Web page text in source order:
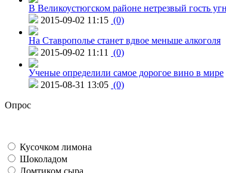
В Великоустюгском районе нетрезвый гость
2015-09-02 11:15 (0)
На Ставрополье станет вдвое меньше алкоголя
2015-09-02 11:11
(0)
Ученые определили самое дорогое вино в мире
2015-08-31 13:05 (0)
Опрос
Кусочком лимона
Шоколадом
Ломтиком сыра